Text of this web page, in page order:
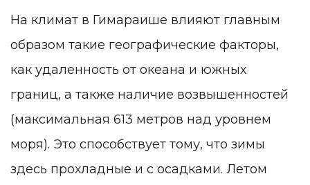
На климат в Гимараише влияют главным
образом такие географические факторы,
как удаленность от океана и южных
границ, а также наличие возвышенностей
(максимальная 613 метров над уровнем
моря). Это способствует тому, что зимы
здесь прохладные и с осадками. Летом